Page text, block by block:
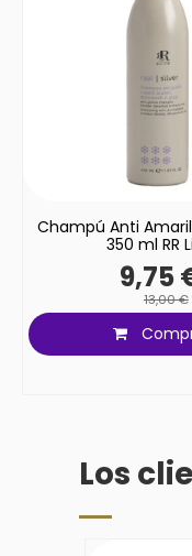
Champú Anti
350 ml RR
9,75
13,00 €
Los